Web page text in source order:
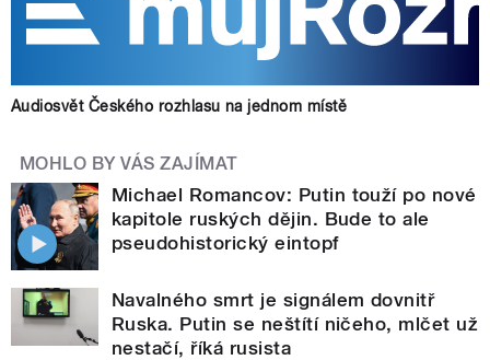
Audiosvět Českého rozhlasu na jednom místě
MOHLO BY VÁS ZAJÍMAT
Michael Romancov: Putin touží po nové
kapitole ruských dějin. Bude to ale
pseudohistorický eintopf
Navalného smrt je signálem dovnitř
Ruska. Putin se neštítí ničeho, mlčet už
nestačí, říká rusista